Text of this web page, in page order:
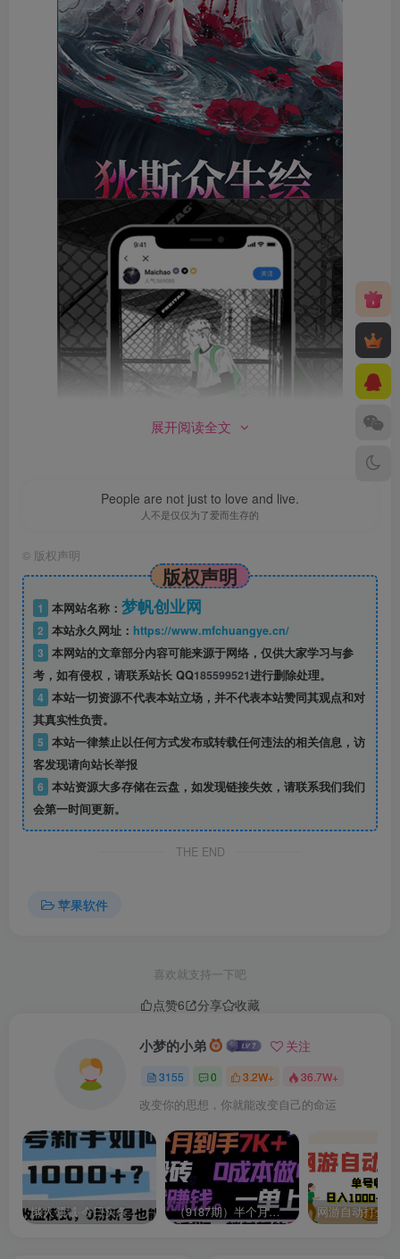
涂鸦王国app苹果版是一个聚集了国内顶尖插画师、原画师
以及大量绘画爱好者的创意软件，在该软件中，喜欢画画的
朋友们可以相互交流、分享作品，共同追求艺术梦想。这款
软件提供了一个开放的平台，让玩家可以展示自己的绘画才
华，并与其他创作者互动，你可以在涂鸦王国中浏览其他人
作品上传到平台上，与其他人分享你的艺术成果。
兴趣，让人们建立起联系和友谊，你可以在社区中结识到来
自不同地区、不同背景的绘画爱好者，与他们交流经验、分
够拓宽你的艺术视野，激发你的创造力。涂鸦王国苹果版是
一个为梦想而画的平台，它鼓励每个人追求自己的艺术梦
想，并为此提供了一个展示和交流的舞台，无论你是专业的
插画师还是刚刚开始涂鸦的新手，这个平台都欢迎你的加
入。
涂鸦王国app苹果版怎么发布作品
展开阅读全文
People are not just to love and live.
人不是仅仅为了爱而生存的
© 版权声明
版权声明
1 本网站名称： 梦帆创业网
2 本站永久网址： https://www.mfchuangye.cn/
3 本网站的文章部分内容可能来源于网络，仅供大家学习与参
考，如有侵权，请联系站长 QQ185599521进行删除处理。
4 本站一切资源不代表本站立场，并不代表本站赞同其观点和对
其真实性负责。
5 本站一律禁止以任何方式发布或转载任何违法的相关信息，访
客发现请向站长举报
6 本站资源大多存储在云盘，如发现链接失效，请联系我们我们
会第一时间更新。
THE END
苹果软件
喜欢就支持一下吧
点赞6 分享 收藏
小梦的小弟 关注
3155 0 3.2W+ 36.7W+
改变你的思想，你就能改变自己的命运
懒人领域·今日头条项目玩法，头条中视频项目，单号收益在50—500可批量￼ （9187期）半个月收益7K+，无脑搬砖，0成本做中间商，转手就赚钱，一单上百块，单…